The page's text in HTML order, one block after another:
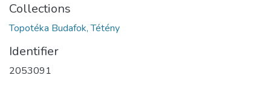
Collections
Topotéka Budafok, Tétény
Identifier
2053091